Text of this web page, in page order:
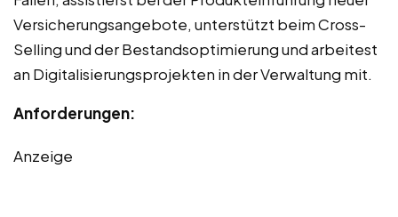
Versicherungsangebote, unterstützt beim Cross-
Selling und der Bestandsoptimierung und arbeitest
an Digitalisierungsprojekten in der Verwaltung mit.
Anforderungen:
Anzeige